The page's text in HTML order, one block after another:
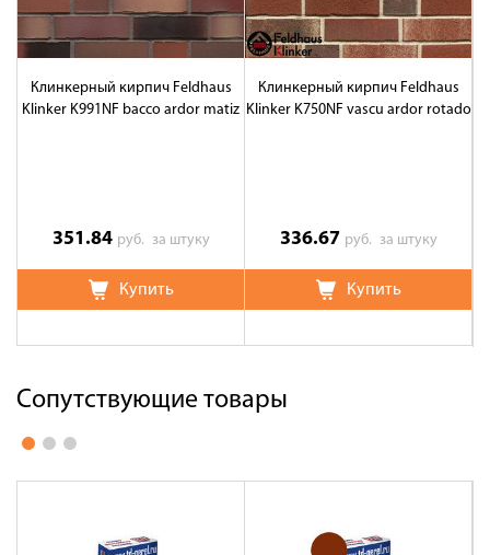
Клинкерный кирпич Feldhaus
Klinker K991NF bacco ardor matiz
351.84 руб. за штуку
Купить
Клинкерный кирпич Feldhaus
Klinker K750NF vascu ardor rotado
336.67 руб. за штуку
Купить
Сопутствующие товары